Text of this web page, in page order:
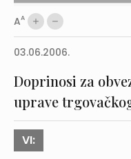
AA
03.06.2006.
Doprinosi za
uprave
VI: